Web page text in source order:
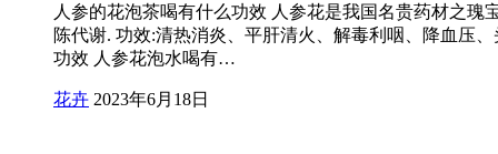
人参的花泡茶喝有什么功效 人参花是我国名贵药材之
陈代谢. 功效:清热消炎、平肝清火、解毒利咽、降血压
功效 人参花泡水喝有…
花卉 2023年6月18日